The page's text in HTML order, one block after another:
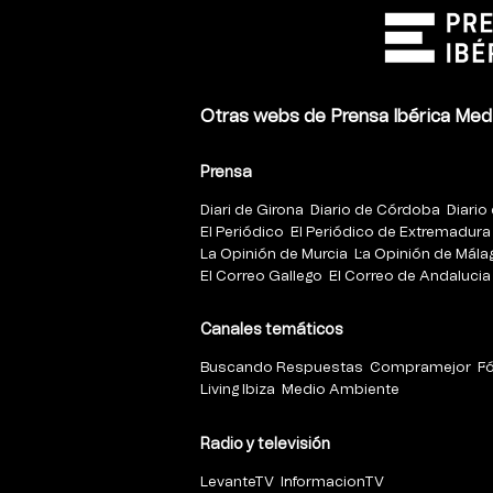
Otras webs de Prensa Ibérica
Prensa
Diari de Girona Diario de Córdoba Diario
El Periódico
El Periódico de Extremadura
La Opinión de Murcia
La Opinión de
El Correo Gallego
El Correo de Andalucia
Canales temáticos
Buscando Respuestas Compramejor
Living Ibiza
Medio Ambiente
Radio y televisión
LevanteTV InformacionTV